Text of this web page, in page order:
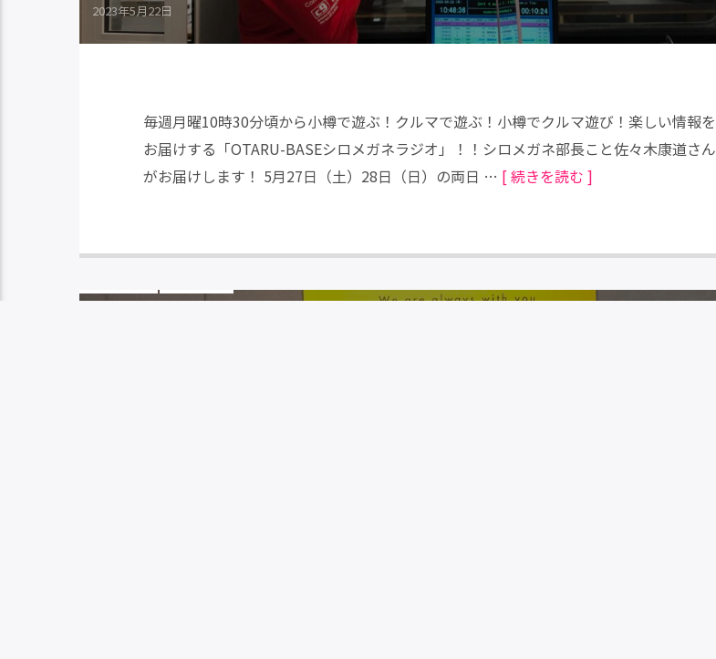
2023年5月22日
毎週月曜10時30分頃から小樽で遊ぶ！クルマで遊ぶ！小樽でクルマ遊び！楽しい情報を
お届けする「OTARU-BASEシロメガネラジオ」！！シロメガネ部長こと佐々木康道さん
がお届けします！ 5月27日（土）28日（日）の両日 … [ 続きを読む ]